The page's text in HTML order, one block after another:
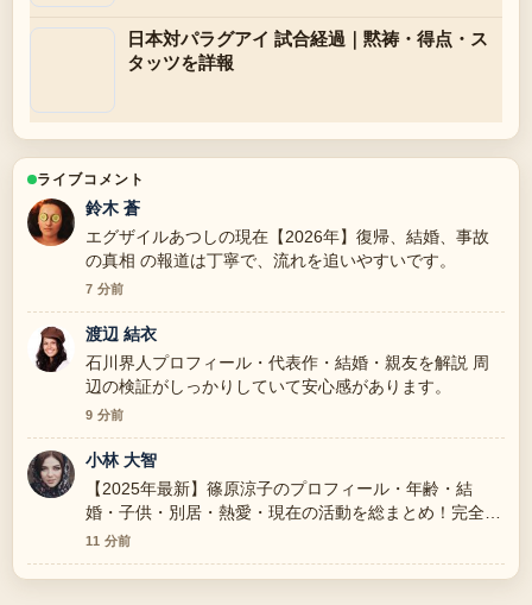
日本対パラグアイ 試合経過｜黙祷・得点・ス
タッツを詳報
ライブコメント
鈴木 蒼
エグザイルあつしの現在【2026年】復帰、結婚、事故
の真相 の報道は丁寧で、流れを追いやすいです。
7 分前
渡辺 結衣
石川界人プロフィール・代表作・結婚・親友を解説 周
辺の検証がしっかりしていて安心感があります。
9 分前
小林 大智
【2025年最新】篠原涼子のプロフィール・年齢・結
婚・子供・別居・熱愛・現在の活動を総まとめ！完全版
の整理がとても分かりやすいです。今日の中でも特に読
みやすいです。
11 分前